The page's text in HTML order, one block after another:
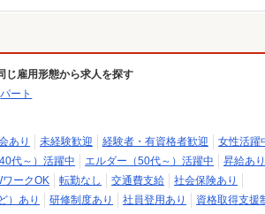
じ雇用形態から求人を探す
パート
あり 未経験歓迎 経験者・有資格者歓迎
女性活躍
代～）活躍中 エルダー（50代～）活躍中
昇給あり
ワークOK 転勤なし 交通費支給
社会保険あり
）あり 研修制度あり 社員登用あり
資格取得支援